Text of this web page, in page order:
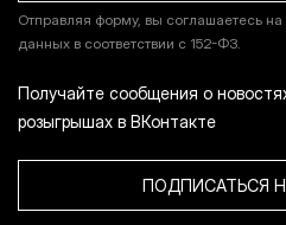
Отправляя форму, вы соглашаетесь
данных в соответствии с 152-ФЗ.
Получайте сообщения о
розыгрышах в ВКонтакте
ПОДПИСАТЬСЯ